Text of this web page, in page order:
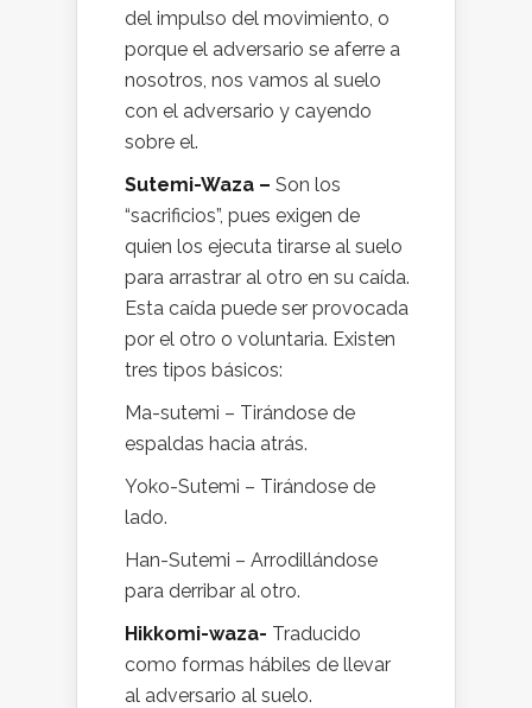
del impulso del movimiento, o
porque el adversario se aferre a
nosotros, nos vamos al suelo
con el adversario y cayendo
sobre el.
Sutemi-Waza – Son los
“sacrificios”, pues exigen de
quien los ejecuta tirarse al suelo
para arrastrar al otro en su caída.
Esta caída puede ser provocada
por el otro o voluntaria. Existen
tres tipos básicos:
Ma-sutemi – Tirándose de
espaldas hacia atrás.
Yoko-Sutemi – Tirándose de
lado.
Han-Sutemi – Arrodillándose
para derribar al otro.
Hikkomi-waza- Traducido
como formas hábiles de llevar
al adversario al suelo.